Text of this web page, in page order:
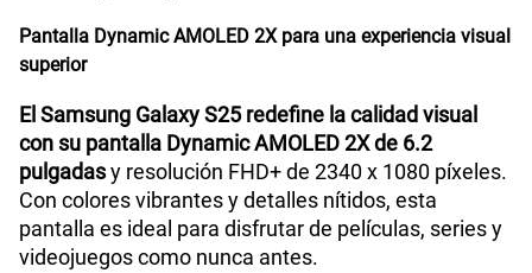
Bluetooth
Cámara de fotos Principal 50MP + 10MP + 12MP
Cámara de fotos Frontal 12MP
Pantalla Dynamic AMOLED 2X para una experiencia visual
superior
El Samsung Galaxy S25 redefine la calidad visual
con su pantalla Dynamic AMOLED 2X de 6.2
pulgadasy resolución FHD+ de 2340 x 1080 píxeles.
Con colores vibrantes y detalles nítidos, esta
pantalla es ideal para disfrutar de películas, series y
videojuegos como nunca antes.